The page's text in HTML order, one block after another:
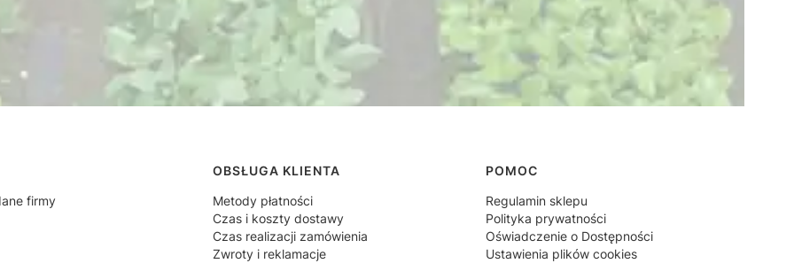
firmy
OBSŁUGA KLIENTA
Metody płatności
Czas i koszty dostawy
Czas realizacji zamówienia
Zwroty i reklamacje
POMOC
Regulamin sklepu
Polityka prywatności
Oświadczenie o Dostępności
Ustawienia plików cookies